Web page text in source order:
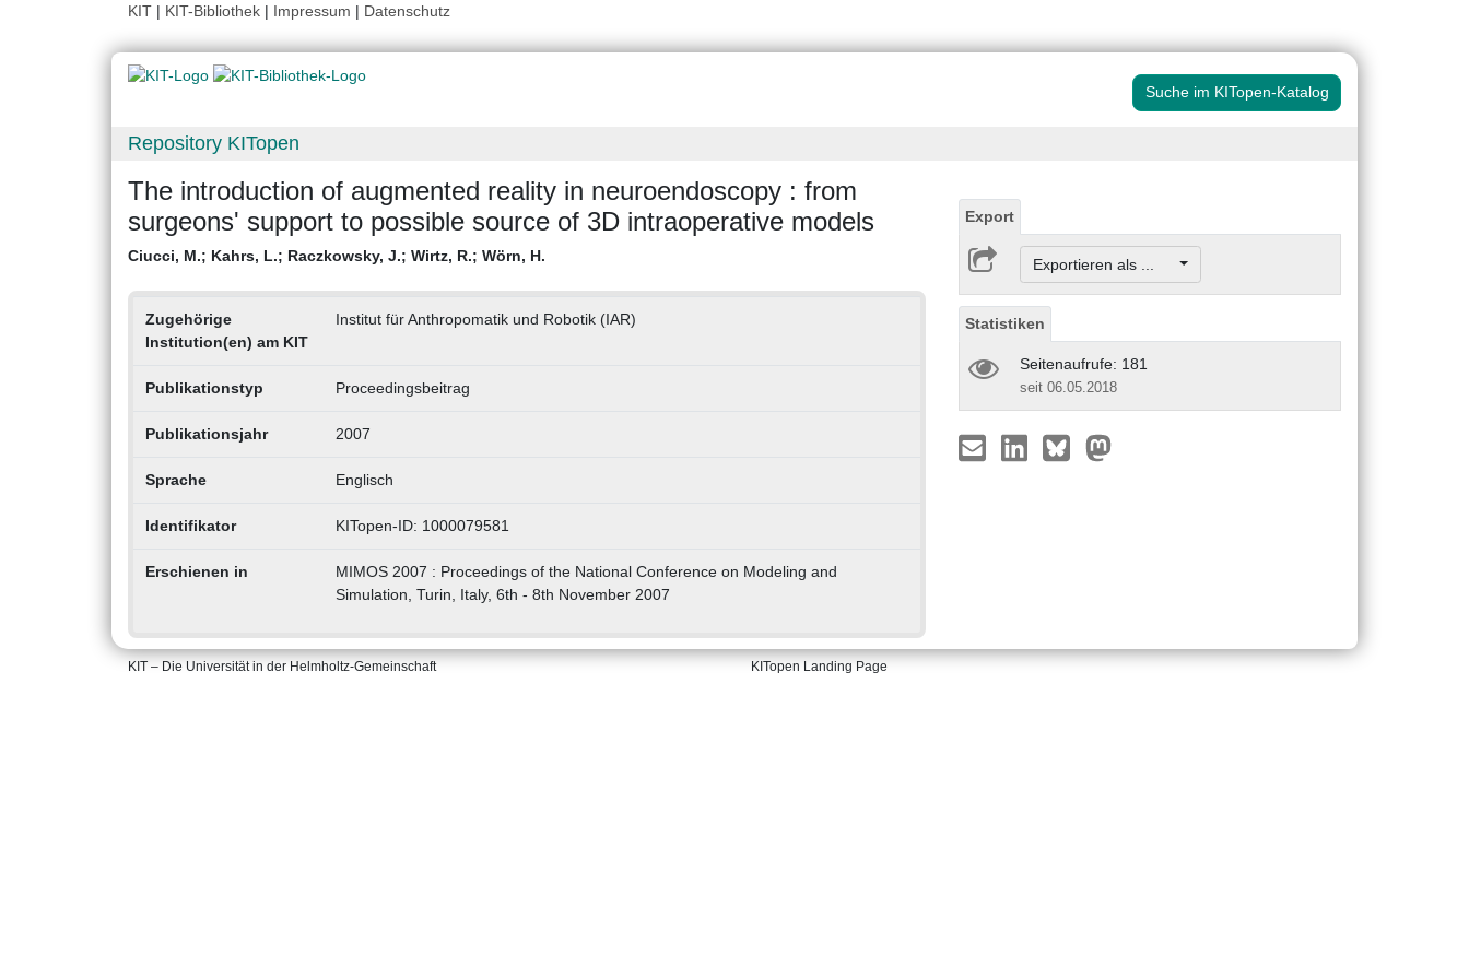
KIT | KIT-Bibliothek | Impressum | Datenschutz
Suche im KITopen-Katalog
Repository KITopen
The introduction of augmented reality in neuroendoscopy : from
surgeons' support to possible source of 3D intraoperative models
Ciucci, M.; Kahrs, L.; Raczkowsky, J.; Wirtz, R.; Wörn, H.
Zugehörige
Institution(en) am KIT
Institut für Anthropomatik und Robotik (IAR)
Publikationstyp Proceedingsbeitrag
Publikationsjahr 2007
Sprache Englisch
Identifikator KITopen-ID: 1000079581
Erschienen in
MIMOS 2007 : Proceedings of the National Conference on Modeling and
Simulation, Turin, Italy, 6th - 8th November 2007
Export
Exportieren als ...
Statistiken
Seitenaufrufe: 181
seit 06.05.2018
KIT – Die Universität in der Helmholtz-Gemeinschaft KITopen Landing Page